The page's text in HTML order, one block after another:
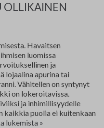
OLLIKAINEN
Havaitsen
luomissa
ja
lojaalina apurina tai
Vähitellen on syntynyt
on lokeroitavissa.
ja inhimillisyydelle
kaikkia puolia ei kuitenkaan
lukemista Panu
»